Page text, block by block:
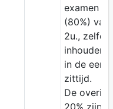
examen
(80%) van
2u., zelfde
inhouden
in de
zittijd.
De overige
20% zijn